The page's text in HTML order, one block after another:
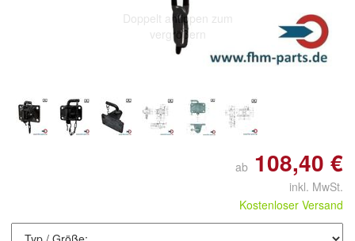
Doppelt antippen zum
vergrößern
ab 108,40 €
inkl. MwSt.
Kostenloser Versand